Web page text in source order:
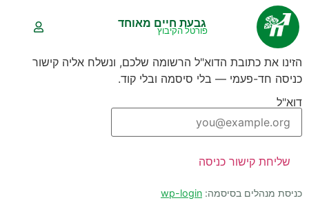
לתוכן
גבעת חיים מאוחד
פורטל הקיבוץ
גבעת חיים מאוחד — אתר
הזינו את כתובת הדוא"ל הרשומה שלכם, ונשלח אליה קישור
כניסה חד-פעמי — בלי סיסמה ובלי קוד.
דוא"ל
שליחת קישור כניסה
כניסת מנהלים בסיסמה: wp-login